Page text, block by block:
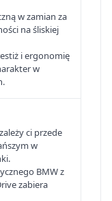
w zamian za
na śliskiej
i ergonomię
w
ci przede
w
BMW z
zabiera